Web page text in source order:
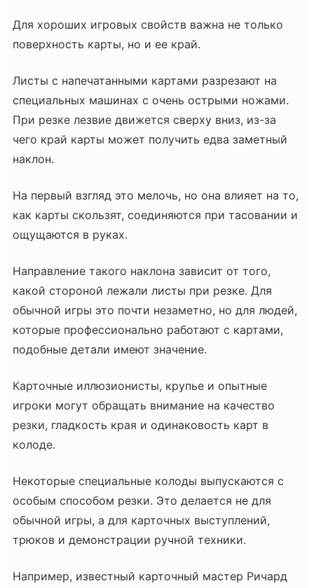
Для хороших игровых свойств важна не только
поверхность карты, но и ее край.
Листы с напечатанными картами разрезают на
специальных машинах с очень острыми ножами.
При резке лезвие движется сверху вниз, из-за
чего край карты может получить едва заметный
наклон.
На первый взгляд это мелочь, но она влияет на то,
как карты скользят, соединяются при тасовании и
ощущаются в руках.
Направление такого наклона зависит от того,
какой стороной лежали листы при резке. Для
обычной игры это почти незаметно, но для людей,
которые профессионально работают с картами,
подобные детали имеют значение.
Карточные иллюзионисты, крупье и опытные
игроки могут обращать внимание на качество
резки, гладкость края и одинаковость карт в
колоде.
Некоторые специальные колоды выпускаются с
особым способом резки. Это делается не для
обычной игры, а для карточных выступлений,
трюков и демонстрации ручной техники.
Например, известный карточный мастер Ричард